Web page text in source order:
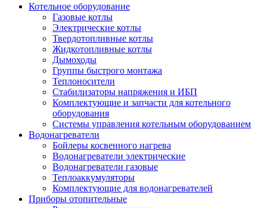
Котельное оборудование
Газовые котлы
Электрические котлы
Твердотопливные котлы
Жидкотопливные котлы
Дымоходы
Группы быстрого монтажа
Теплоносители
Стабилизаторы напряжения и ИБП
Комплектующие и запчасти для котельного
оборудования
Системы управления котельным оборудованием
Водонагреватели
Бойлеры косвенного нагрева
Водонагреватели электрические
Водонагреватели газовые
Теплоаккумуляторы
Комплектующие для водонагревателей
Приборы отопительные